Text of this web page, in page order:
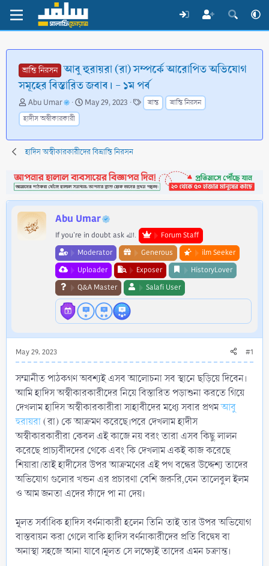
ভ্রান্তি নিরসন আবু হুরায়রা (রা) সম্পর্কে আরোপিত অভিযোগ
সমূহের বিস্তারিত জবাব। - ১ম পর্ব
T
h
r
a
d
t
a
r
t
e
r
Abu Umar
S
d
t
e
May 29, 2023
T
a
ভ্রান্ত
ভ্রান্তি নিরসন
হাদীস অস্বীকারকারী
হাদিস অস্বীকারকারীদের বিভ্রান্তি নিরসন
Abu Umar
If you're in doubt ask الله.
Forum Staff
Moderator
Generous
ilm Seeker
Uploader
Exposer
HistoryLover
Q&A Master
Salafi User
May 29, 2023 #1
সম্মানীত পাঠকগণ অবশ্যই এসব আলোচনা সব স্থানে ছড়িয়ে দিবেন।
আমি হাদিস অস্বীকারকারীদের নিয়ে বিস্তারিত পড়াশুনা করতে গিয়ে
দেখলাম হাদিস অস্বীকারকারীরা সাহাবীদের মধ্যে সবার প্রথমআবু
হুরায়রা(রা) কে আক্রমণ করেছে।পরে দেখলাম হাদীস
অস্বীকারকারীরা কেবল এই কাজে নয় বরং তারা এসব কিছু লালন
করেছে প্রাচ্যবীদদের থেকে এবং কি দেখলাম একই কাজ করেছে
শিয়ারা।তাই হাদীসের উপর আক্রমণের এই পথ বন্ধের উদ্দেশ্য তাদের
অভিযোগ গুলোর খন্ডন এর প্রচারণা বেশি জরুরি,যেন তালেবুল ইলম
ও আম জনতা এদের ফাঁদে পা না দেয়।
মূলত সর্বাধিক হাদিস বর্ণনাকারী হলেন তিনি তাই তার উপর অভিযোগ
বাস্তবায়ন করা গেলে বাকি হাদিস বর্ণনাকারীদের প্রতি বিদ্বেষ বা
অনাস্থা সহজে আনা যাবে।মূলত সে লক্ষ্যেই তাদের এমন চক্রান্ত।